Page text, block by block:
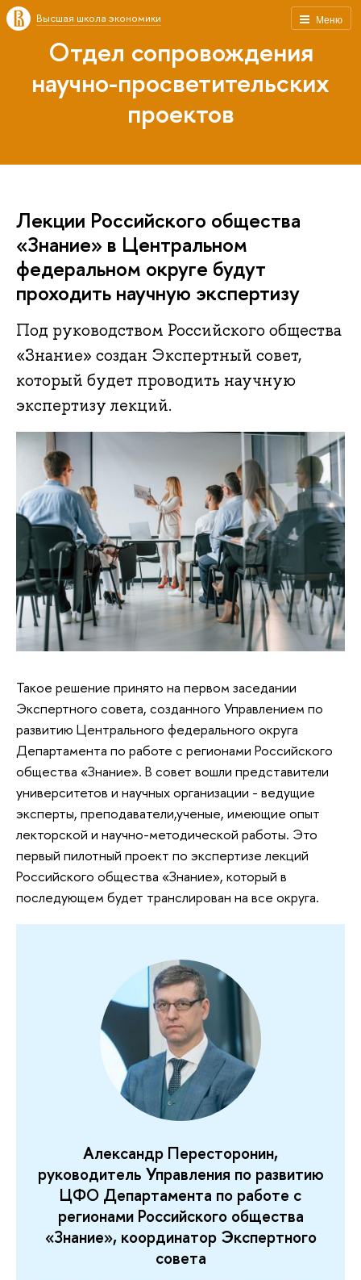
Меню
Высшая школа экономики
Отдел сопровождения
научно-просветительских
проектов
Лекции Российского общества
«Знание» в Центральном
федеральном округе будут
проходить научную экспертизу
Под руководством Российского общества
«Знание» создан Экспертный совет,
который будет проводить научную
экспертизу лекций.
Такое решение принято на первом заседании
Экспертного совета, созданного Управлением по
развитию Центрального федерального округа
Департамента по работе с регионами Российского
общества «Знание». В совет вошли представители
университетов и научных организации - ведущие
эксперты, преподаватели,ученые, имеющие опыт
лекторской и научно-методической работы. Это
первый пилотный проект по экспертизе лекций
Российского общества «Знание», который в
последующем будет транслирован на все округа.
Александр Пересторонин,
руководитель Управления по развитию
ЦФО Департамента по работе с
регионами Российского общества
«Знание», координатор Экспертного
совета